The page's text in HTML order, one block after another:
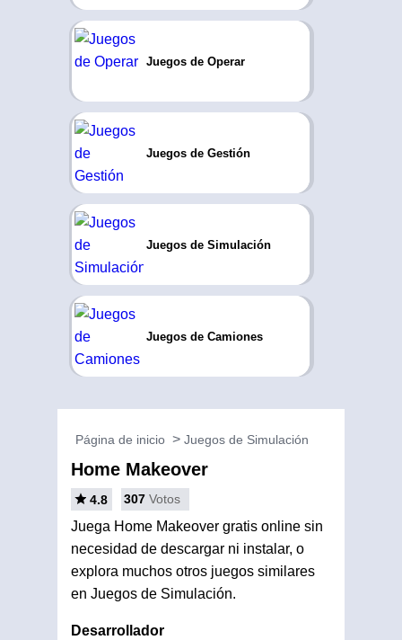
Juegos de Operar
Juegos de Gestión
Juegos de Simulación
Juegos de Camiones
Página de inicio Juegos de Simulación
Home Makeover
4.8 307 Votos
Juega Home Makeover gratis online sin
necesidad de descargar ni instalar, o
explora muchos otros juegos similares
en Juegos de Simulación.
Desarrollador